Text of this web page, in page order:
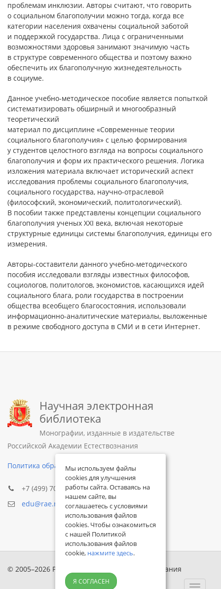
проблемам инклюзии. Авторы считают, что говорить
о социальном благополучии можно тогда, когда все
категории населения охвачены социальной заботой
и поддержкой государства. Лица с ограниченными
возможностями здоровья занимают значимую часть
в структуре современного общества и поэтому важно
обеспечить их благополучную жизнедеятельность
в социуме.
Данное учебно-методическое пособие является попыткой
систематизировать обширный и многообразный
теоретический
материал по дисциплине «Современные теории
социального благополучия» с целью формирования
у студентов целостного взгляда на вопросы социального
благополучия и форм их практического решения. Логика
изложения материала включает исторический аспект
исследования проблемы социального благополучия,
социального государства, научно-отраслевой
(философский, экономический, политологический).
В пособии также представлены концепции социального
благополучия ученых XXI века, включая некоторые
структурные единицы системы благополучия, единицы его
измерения.
Авторы-составители данного учебно-методического
пособия исследовали взгляды известных философов,
социологов, политологов, экономистов, касающихся идей
социального блага, роли государства в построении
общества всеобщего благосостояния, использовали
информационно-аналитические материалы, выложенные
в режиме свободного доступа в СМИ и в сети Интернет.
Научная электронная
библиотека
Монографии, изданные в издательстве
Российской Академии Естествознания
Политика обработки персональных данных
+7 (499) 705-72-30
edu@rae.ru
© 2005–2026 Российская академия естествознания
Мы используем файлы
cookies для улучшения
работы сайта. Оставаясь на
нашем сайте, вы
соглашаетесь с условиями
использования файлов
cookies. Чтобы ознакомиться
с нашей Политикой
использования файлов
cookie, нажмите здесь.
Я СОГЛАСЕН